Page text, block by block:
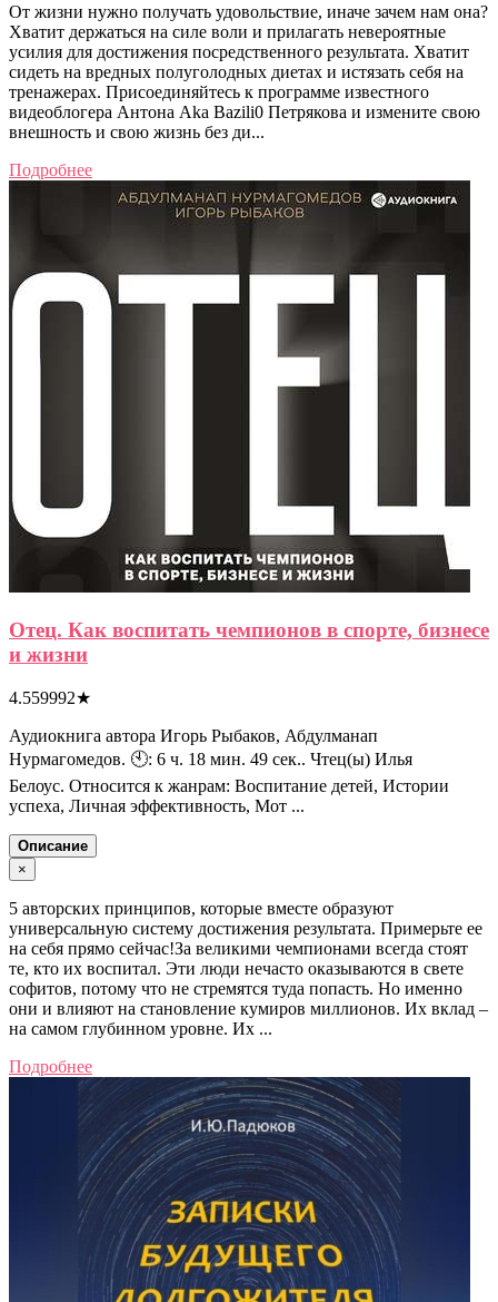
От жизни нужно получать удовольствие, иначе зачем нам она?
Хватит держаться на силе воли и прилагать невероятные
усилия для достижения посредственного результата. Хватит
сидеть на вредных полуголодных диетах и истязать себя на
тренажерах. Присоединяйтесь к программе известного
видеоблогера Антона Aka Bazili0 Петрякова и измените свою
внешность и свою жизнь без ди...
Подробнее
Отец. Как воспитать чемпионов в спорте, бизнесе
и жизни
4.559992★
Аудиокнига автора Игорь Рыбаков, Абдулманап
Нурмагомедов. 🕙: 6 ч. 18 мин. 49 сек.. Чтец(ы) Илья
Белоус. Относится к жанрам: Воспитание детей, Истории
успеха, Личная эффективность, Мот ...
Описание
×
5 авторских принципов, которые вместе образуют
универсальную систему достижения результата. Примерьте ее
на себя прямо сейчас!За великими чемпионами всегда стоят
те, кто их воспитал. Эти люди нечасто оказываются в свете
софитов, потому что не стремятся туда попасть. Но именно
они и влияют на становление кумиров миллионов. Их вклад –
на самом глубинном уровне. Их ...
Подробнее